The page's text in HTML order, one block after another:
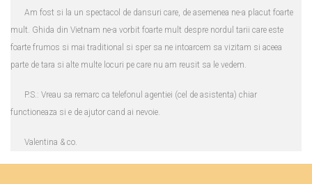
Am fost si la un spectacol de dansuri care, de asemenea ne-a placut foarte
mult. Ghida din Vietnam ne-a vorbit foarte mult despre nordul tarii care este
foarte frumos si mai traditional si sper sa ne intoarcem sa vizitam si aceea
parte de tara si alte multe locuri pe care nu am reusit sa le vedem.
P.S.: Vreau sa remarc ca telefonul agentiei (cel de asistenta) chiar
functioneaza si e de ajutor cand ai nevoie.
Valentina & co.